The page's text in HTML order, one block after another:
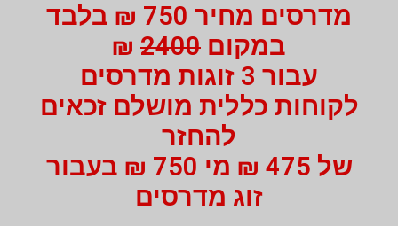
מדרסים מחיר 750 ₪ בלבד
במקום 2400
₪
עבור 3 זוגות מדרסים
לקוחות כללית מושלם זכאים
להחזר
של 475 ₪ מי 750 ₪ בעבור
זוג מדרסים